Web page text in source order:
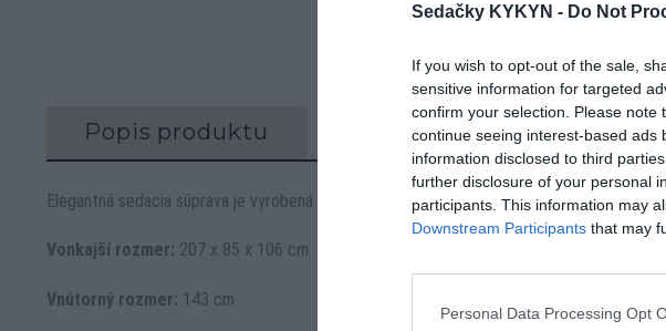
Sedačky KYKYN - Do Not
If you wish to opt-out of the sale,
sensitive information for targeted
confirm your selection. Please
continue seeing interest-based ads
information disclosed to third
further disclosure of your personal
participants. This information may
Downstream Participants that may
Personal Data Processing Opt
Popis produktu Recenzie (0)
Elegantná sedacia súprava je vyrobená v ručne leštenej anilínovej koži a v látke.
Vonkajší rozmer: 207 x 85 x 106 cm
Vnútorný rozmer: 143 cm